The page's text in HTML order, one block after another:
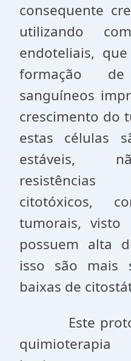
consequente
utilizando
endoteliais,
formação
sanguíneos
crescimento do
estas células
estáveis,
citotóxicos,
tumorais, visto
possuem alta
isso são mais
baixas de
Este